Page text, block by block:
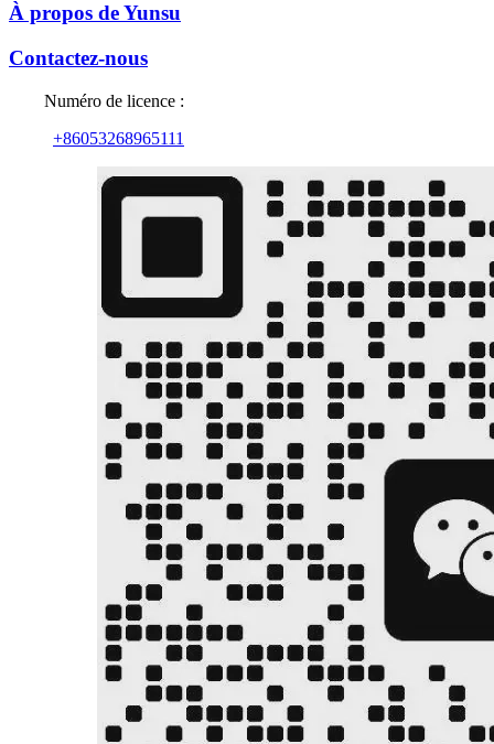
À propos de Yunsu
Contactez-nous
Numéro de licence :
+86053268965111